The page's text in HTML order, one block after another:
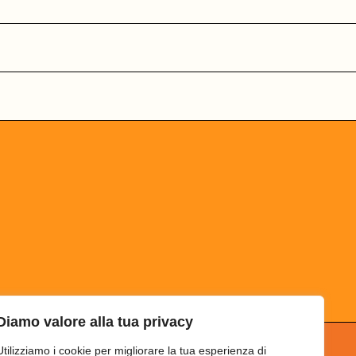
valore alla tua privacy
i cookie per migliorare la tua esperienza di